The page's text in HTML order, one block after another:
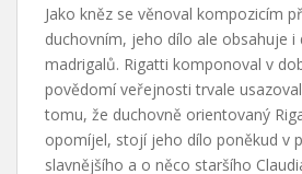
Jako kněz se věnoval kompozicím
duchovním, jeho dílo ale obsahuje i
madrigalů. Rigatti komponoval v
povědomí veřejnosti trvale
tomu, že duchovně orientovaný
opomíjel, stojí jeho dílo poněkud v
slavnějšího a o něco staršího